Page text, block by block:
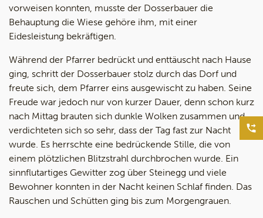
vorweisen konnten, musste der Dosserbauer die
Behauptung die Wiese gehöre ihm, mit einer
Eidesleistung bekräftigen.
Während der Pfarrer bedrückt und enttäuscht nach Hause
ging, schritt der Dosserbauer stolz durch das Dorf und
freute sich, dem Pfarrer eins ausgewischt zu haben. Seine
Freude war jedoch nur von kurzer Dauer, denn schon kurz
nach Mittag brauten sich dunkle Wolken zusammen und
verdichteten sich so sehr, dass der Tag fast zur Nacht
wurde. Es herrschte eine bedrückende Stille, die von
einem plötzlichen Blitzstrahl durchbrochen wurde. Ein
sinnflutartiges Gewitter zog über Steinegg und viele
Bewohner konnten in der Nacht keinen Schlaf finden. Das
Rauschen und Schütten ging bis zum Morgengrauen.